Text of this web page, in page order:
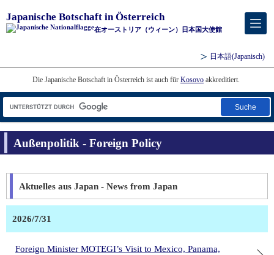
Japanische Botschaft in Österreich
在オーストリア（ウィーン）日本国大使館
日本語(Japanisch)
Die Japanische Botschaft in Österreich ist auch für Kosovo akkreditiert.
Suche
Außenpolitik - Foreign Policy
Aktuelles aus Japan - News from Japan
2026/7/31
Foreign Minister MOTEGI’s Visit to Mexico, Panama,